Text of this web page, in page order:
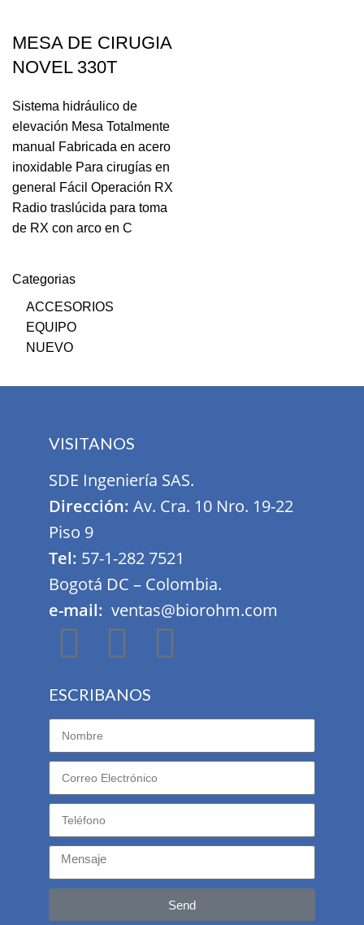
Categorias
ACCESORIOS
EQUIPO
NUEVO
MESA DE CIRUGIA
NOVEL 330T
Sistema hidráulico de
elevación Mesa Totalmente
manual Fabricada en acero
inoxidable Para cirugías en
general Fácil Operación RX
Radio traslúcida para toma
de RX con arco en C
VISITANOS
SDE Ingeniería SAS.
Dirección: Av. Cra. 10 Nro. 19-22
Piso 9
Tel: 57-1-282 7521
Bogotá DC – Colombia.
e-mail: ventas@biorohm.com
ESCRIBANOS
Send